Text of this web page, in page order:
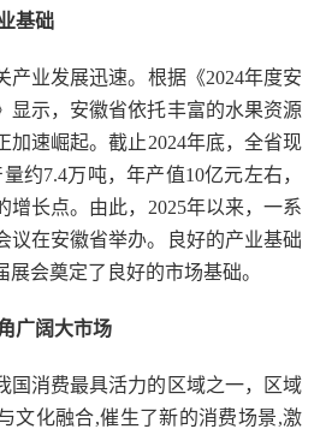
基础
产业发展迅速。根据《2024年度安
显示，安徽省依托丰富的水果资源
加速崛起。截止2024年底，全省现
约7.4万吨，年产值10亿元左右，
增长点。由此，2025年以来，一系
议在安徽省举办。良好的产业基础
会奠定了良好的市场基础。
广阔大市场
国消费最具活力的区域之一，区域
文化融合,催生了新的消费场景,激